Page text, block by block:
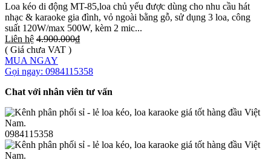
Loa kéo di động MT-85,loa chủ yếu được dùng cho nhu cầu hát
nhạc & karaoke gia đình, vỏ ngoài bằng gỗ, sử dụng 3 loa, công
suất 120W/max 500W, kèm 2 mic...
Liên hệ 4.900.000₫
( Giá chưa VAT )
MUA NGAY
Gọi ngay: 0984115358
Chat với nhân viên tư vấn
0984115358